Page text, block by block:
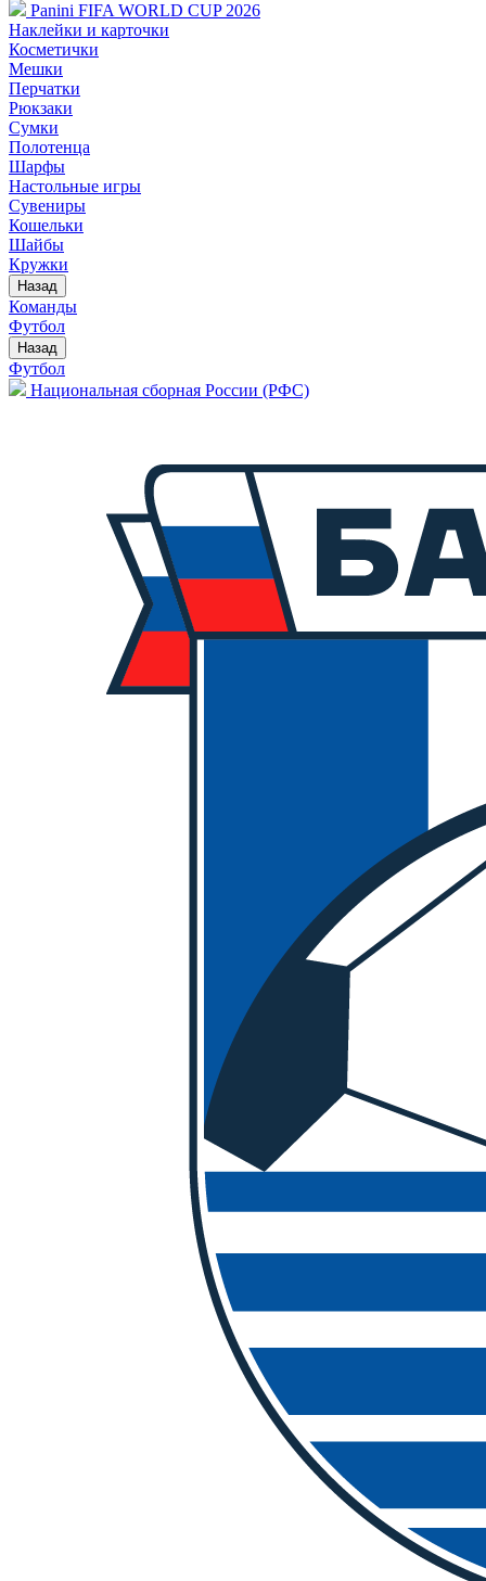
Panini FIFA WORLD CUP 2026
Наклейки и карточки
Косметички
Мешки
Перчатки
Рюкзаки
Сумки
Полотенца
Шарфы
Настольные игры
Сувениры
Кошельки
Шайбы
Кружки
Назад
Команды
Футбол
Назад
Футбол
Национальная сборная России (РФС)